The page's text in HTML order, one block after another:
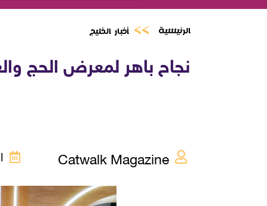
الرئيسية أخبار الخليج
Catwalk Magazine